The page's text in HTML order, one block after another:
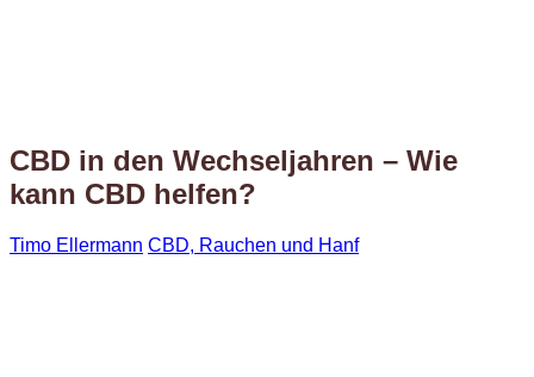
CBD in den Wechseljahren – Wie
kann CBD helfen?
Timo Ellermann CBD, Rauchen und Hanf